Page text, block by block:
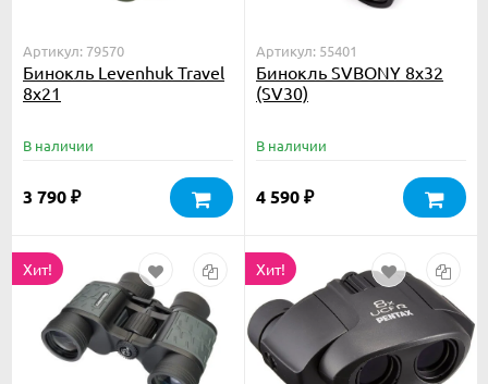
Артикул: 79570
Бинокль Levenhuk Travel
8x21
В наличии
3 790 ₽
Артикул: 55401
Бинокль SVBONY 8x32
(SV30)
В наличии
4 590 ₽
Хит! Хит!